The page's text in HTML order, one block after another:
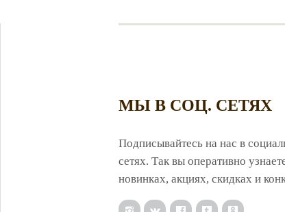
МЫ В СОЦ. СЕТЯХ
Подписывайтесь на нас в
сетях. Так вы оперативно
новинках, акциях, скидках и